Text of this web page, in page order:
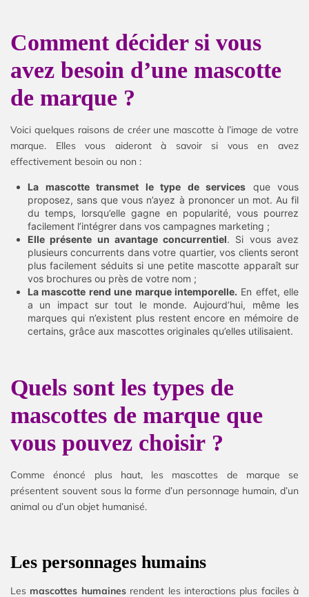
Comment décider si vous
avez besoin d’une mascotte
de marque ?
Voici quelques raisons de créer une mascotte à l’image de votre
marque. Elles vous aideront à savoir si vous en avez
effectivement besoin ou non :
La mascotte transmet le type de services que vous
proposez, sans que vous n’ayez à prononcer un mot. Au fil
du temps, lorsqu’elle gagne en popularité, vous pourrez
facilement l’intégrer dans vos campagnes marketing ;
Elle présente un avantage concurrentiel. Si vous avez
plusieurs concurrents dans votre quartier, vos clients seront
plus facilement séduits si une petite mascotte apparaît sur
vos brochures ou près de votre nom ;
La mascotte rend une marque intemporelle. En effet, elle
a un impact sur tout le monde. Aujourd’hui, même les
marques qui n’existent plus restent encore en mémoire de
certains, grâce aux mascottes originales qu’elles utilisaient.
Quels sont les types de
mascottes de marque que
vous pouvez choisir ?
Comme énoncé plus haut, les mascottes de marque se
présentent souvent sous la forme d’un personnage humain, d’un
animal ou d’un objet humanisé.
Les personnages humains
Les mascottes humainesrendent les interactions plus faciles à